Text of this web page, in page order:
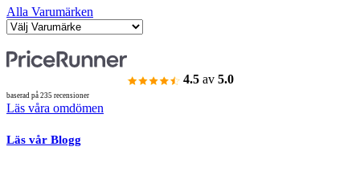
Alla Varumärken
4.5 av 5.0
baserad på 235 recensioner
Läs våra omdömen
Läs vår Blogg